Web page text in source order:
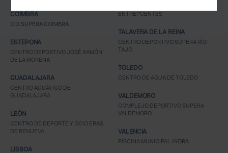
contraseña?
COIMBRA
C.D. SUPERA COIMBRA
ESTEPONA
CENTRO DEPORTIVO JOSÉ RAMÓN
DE LA MORENA
GUADALAJARA
CENTRO ACUÁTICO DE
GUADALAJARA
LEÓN
CENTRO DE DEPORTE Y OCIO ERAS
DE RENUEVA
LISBOA
ENTREPUENTES
TALAVERA DE LA REINA
CENTRO DEPORTIVO SUPERA RÍO
TAJO
TOLEDO
CENTRO DE AGUA DE TOLEDO
VALDEMORO
COMPLEJO DEPORTIVO SUPERA
VALDEMORO
VALENCIA
PISCINA MUNICIPAL AYORA